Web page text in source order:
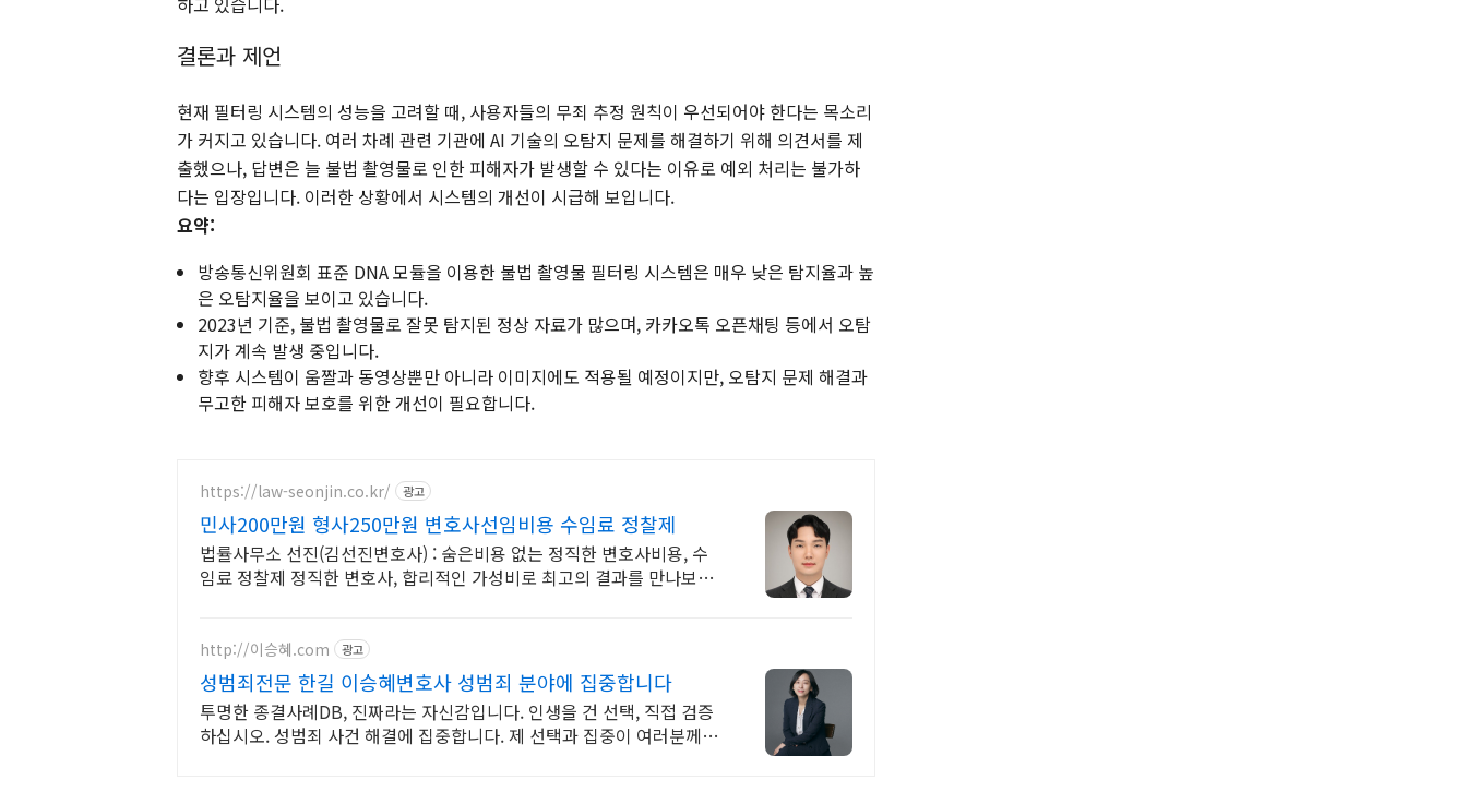
결론과 제언
현재 필터링 시스템의 성능을 고려할 때, 사용자들의 무죄 추정 원칙이 우선되어야 한다는 목소리
가 커지고 있습니다. 여러 차례 관련 기관에 AI 기술의 오탐지 문제를 해결하기 위해 의견서를 제
출했으나, 답변은 늘 불법 촬영물로 인한 피해자가 발생할 수 있다는 이유로 예외 처리는 불가하
다는 입장입니다. 이러한 상황에서 시스템의 개선이 시급해 보입니다.
요약:
방송통신위원회 표준 DNA 모듈을 이용한 불법 촬영물 필터링 시스템은 매우 낮은 탐지율과 높
은 오탐지율을 보이고 있습니다.
2023년 기준, 불법 촬영물로 잘못 탐지된 정상 자료가 많으며, 카카오톡 오픈채팅 등에서 오탐
지가 계속 발생 중입니다.
향후 시스템이 움짤과 동영상뿐만 아니라 이미지에도 적용될 예정이지만, 오탐지 문제 해결과
무고한 피해자 보호를 위한 개선이 필요합니다.
https://law-seonjin.co.kr/ 광고
민사200만원 형사250만원 변호사선임비용 수임료 정찰제
법률사무소 선진(김선진변호사) : 숨은비용 없는 정직한 변호사비용, 수
임료 정찰제 정직한 변호사, 합리적인 가성비로 최고의 결과를 만나보세
http://이승혜.com 광고
성범죄전문 한길 이승혜변호사 성범죄 분야에 집중합니다
투명한 종결사례DB, 진짜라는 자신감입니다. 인생을 건 선택, 직접 검증
하십시오. 성범죄 사건 해결에 집중합니다. 제 선택과 집중이 여러분께